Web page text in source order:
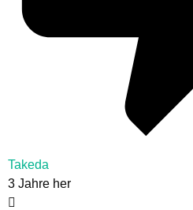
Takeda
3 Jahre her